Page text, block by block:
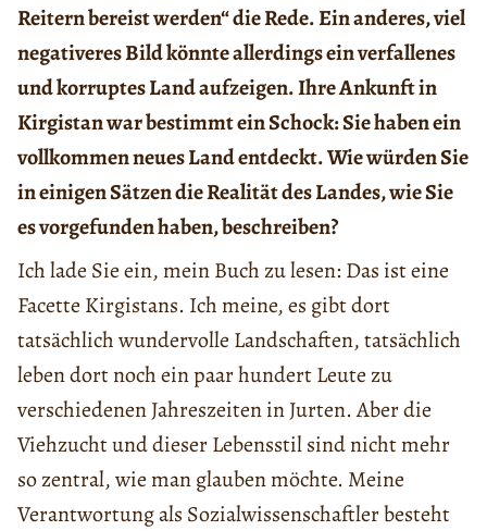
Reitern bereist werden“ die Rede. Ein anderes, viel
negativeres Bild könnte allerdings ein verfallenes
und korruptes Land aufzeigen. Ihre Ankunft in
Kirgistan war bestimmt ein Schock: Sie haben ein
vollkommen neues Land entdeckt. Wie würden Sie
in einigen Sätzen die Realität des Landes, wie Sie
es vorgefunden haben, beschreiben?
Ich lade Sie ein, mein Buch zu lesen: Das ist eine
Facette Kirgistans. Ich meine, es gibt dort
tatsächlich wundervolle Landschaften, tatsächlich
leben dort noch ein paar hundert Leute zu
verschiedenen Jahreszeiten in Jurten. Aber die
Viehzucht und dieser Lebensstil sind nicht mehr
so zentral, wie man glauben möchte. Meine
Verantwortung als Sozialwissenschaftler besteht